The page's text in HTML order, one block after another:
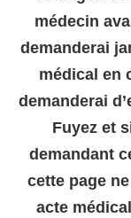
médecin
demanderai
médical en
demanderai
Fuyez et
demandant
cette page
acte